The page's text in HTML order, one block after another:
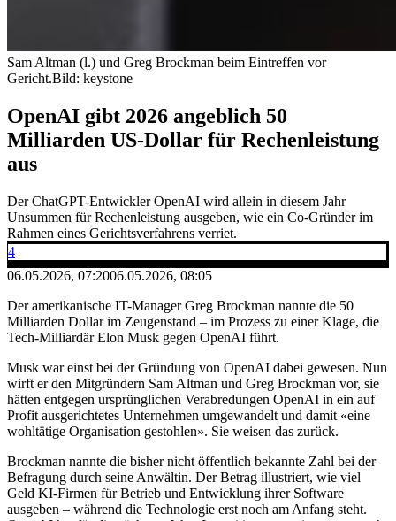
Sam Altman (l.) und Greg Brockman beim Eintreffen vor
Gericht.Bild: keystone
OpenAI gibt 2026 angeblich 50
Milliarden US-Dollar für Rechenleistung
aus
Der ChatGPT-Entwickler OpenAI wird allein in diesem Jahr
Unsummen für Rechenleistung ausgeben, wie ein Co-Gründer im
Rahmen eines Gerichtsverfahrens verriet.
4
06.05.2026, 07:2006.05.2026, 08:05
Der amerikanische IT-Manager Greg Brockman nannte die 50
Milliarden Dollar im Zeugenstand – im Prozess zu einer Klage, die
Tech-Milliardär Elon Musk gegen OpenAI führt.
Musk war einst bei der Gründung von OpenAI dabei gewesen. Nun
wirft er den Mitgründern Sam Altman und Greg Brockman vor, sie
hätten entgegen ursprünglichen Verabredungen OpenAI in ein auf
Profit ausgerichtetes Unternehmen umgewandelt und damit «eine
wohltätige Organisation gestohlen». Sie weisen das zurück.
Brockman nannte die bisher nicht öffentlich bekannte Zahl bei der
Befragung durch seine Anwältin. Der Betrag illustriert, wie viel
Geld KI-Firmen für Betrieb und Entwicklung ihrer Software
ausgeben – während die Technologie erst noch am Anfang steht.